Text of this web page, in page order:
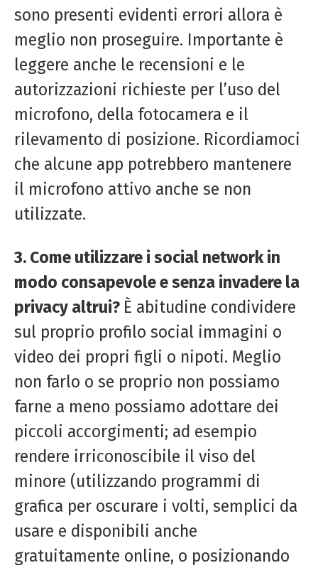
sono presenti evidenti errori allora è
meglio non proseguire. Importante è
leggere anche le recensioni e le
autorizzazioni richieste per l’uso del
microfono, della fotocamera e il
rilevamento di posizione. Ricordiamoci
che alcune app potrebbero mantenere
il microfono attivo anche se non
utilizzate.
3. Come utilizzare i social network in
modo consapevole e senza invadere la
privacy altrui? È abitudine condividere
sul proprio profilo social immagini o
video dei propri figli o nipoti. Meglio
non farlo o se proprio non possiamo
farne a meno possiamo adottare dei
piccoli accorgimenti; ad esempio
rendere irriconoscibile il viso del
minore (utilizzando programmi di
grafica per oscurare i volti, semplici da
usare e disponibili anche
gratuitamente online, o posizionando